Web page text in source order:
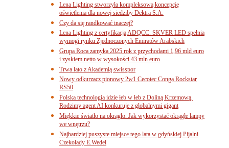
Lena Lighting stworzyła kompleksową koncepcję
oświetlenia dla nowej siedziby Dektra S.A.
Czy da się randkować inaczej?
Lena Lighting z certyfikacją ADQCC. SKVER LED spełnia
wymogi rynku Zjednoczonych Emiratów Arabskich
Grupa Roca zamyka 2025 rok z przychodami 1,96 mld euro
i zyskiem netto w wysokości 43 mln euro
Trwa lato z Akademią swisspor
Nowy odkurzacz pionowy 2w1 Cecotec Conga Rockstar
RS50
Polska technologia idzie łeb w łeb z Doliną Krzemową.
Rodzimy agent AI konkuruje z globalnymi gigant
Miękkie światło na okrągło. Jak wykorzystać okrągłe lampy
we wnętrzu?
Najbardziej puszyste miejsce tego lata w gdyńskiej Pijalni
Czekolady E.Wedel